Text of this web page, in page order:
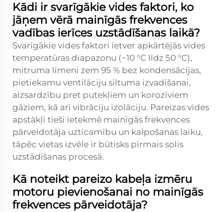
Kādi ir svarīgākie vides faktori, ko
jāņem vērā mainīgās frekvences
vadības ierīces uzstādīšanas laikā?
Svarīgākie vides faktori ietver apkārtējās vides
temperatūras diapazonu (−10 °C līdz 50 °C),
mitruma līmeni zem 95 % bez kondensācijas,
pietiekamu ventilāciju siltuma izvadīšanai,
aizsardzību pret putekļiem un korozīviem
gāziem, kā arī vibrāciju izolāciju. Pareizas vides
apstākļi tieši ietekmē mainīgās frekvences
pārveidotāja uzticamību un kalpošanas laiku,
tāpēc vietas izvēle ir būtisks pirmais solis
uzstādīšanas procesā.
Kā noteikt pareizo kabeļa izmēru
motoru pievienošanai no mainīgās
frekvences pārveidotāja?